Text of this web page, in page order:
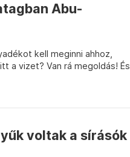
Abu-
kell meginni ahhoz,
a vizet? Van rá megoldás! És
voltak a sírásók